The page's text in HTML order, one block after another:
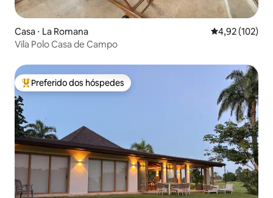
Casa ⋅ La Romana 4,92 de uma
4,92 (102)
Vila Polo Casa de Campo
Entre os melhores preferidos dos hóspedes
Preferido dos hóspedes